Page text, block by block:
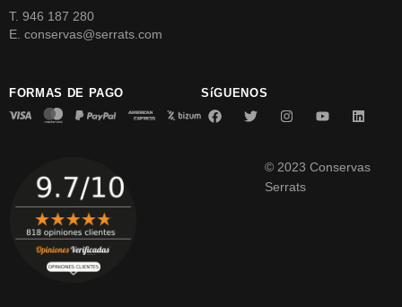
T. 946 187 280
E. conservas@serrats.com
FORMAS DE PAGO SíGUENOS
© 2023 Conservas
Serrats